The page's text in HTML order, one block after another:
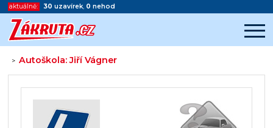
aktuálně: 30 uzavírek, 0 nehod
>Autoškola: Jiří Vágner
Začátek reklamy
Konec reklamy